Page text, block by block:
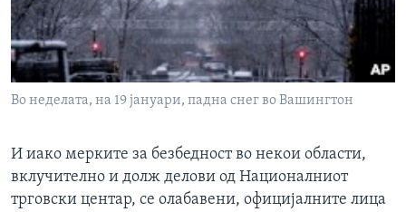
Во неделата, на 19 јануари, падна снег во Вашингтон
И иако мерките за безбедност во некои области,
вклучително и долж делови од Националниот
трговски центар, се олабавени, официјалните лица